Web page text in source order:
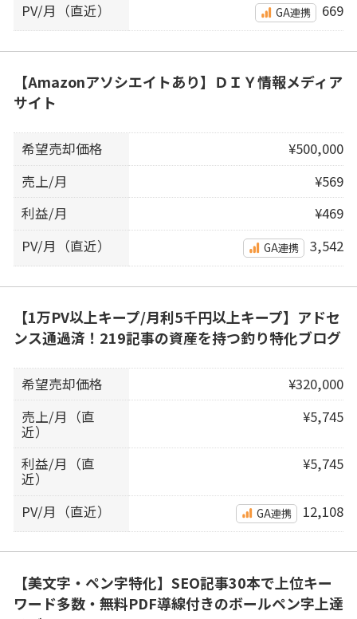
PV/月（直近）
GA連携 669
【Amazonアソシエイトあり】ＤＩＹ情報メディア
サイト
希望売却価格
¥500,000
売上/月
¥569
利益/月
¥469
PV/月（直近）
GA連携 3,542
【1万PV以上キープ/月利5千円以上キープ】アドセ
ンス通過済！219記事の資産を持つ釣り特化ブログ
希望売却価格
¥320,000
売上/月（直
近）
¥5,745
利益/月（直
近）
¥5,745
PV/月（直近） GA連携 12,108
【美文字・ペン字特化】SEO記事30本で上位キー
ワード多数・無料PDF導線付きのボールペン字上達